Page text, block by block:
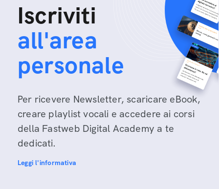
Iscriviti
all'area
personale
Per ricevere Newsletter, scaricare eBook,
creare playlist vocali e accedere ai corsi
della Fastweb Digital Academy a te
dedicati.
Leggi l'informativa